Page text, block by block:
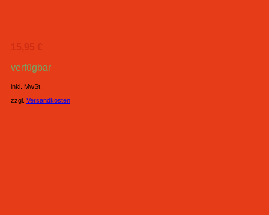
15,95 €
verfügbar
inkl. MwSt.
zzgl. Versandkosten